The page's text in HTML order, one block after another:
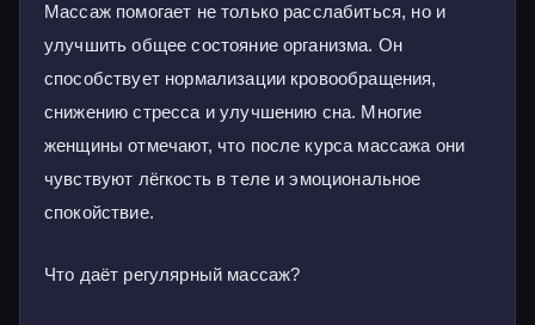
Массаж помогает не только расслабиться, но и
улучшить общее состояние организма. Он
способствует нормализации кровообращения,
снижению стресса и улучшению сна. Многие
женщины отмечают, что после курса массажа они
чувствуют лёгкость в теле и эмоциональное
спокойствие.
Что даёт регулярный массаж?